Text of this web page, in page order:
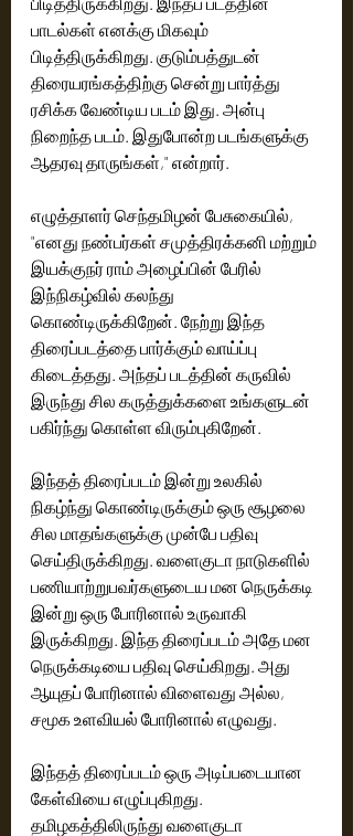
பாடல்கள் எனக்கு மிகவும்
பிடித்திருக்கிறது.‌ குடும்பத்துடன்
திரையரங்கத்திற்கு சென்று பார்த்து
ரசிக்க வேண்டிய படம் இது.‌ அன்பு
நிறைந்த படம். இதுபோன்ற படங்களுக்கு
ஆதரவு தாருங்கள்," என்றார்.
எழுத்தாளர் செந்தமிழன் பேசுகையில்,
"எனது நண்பர்கள் சமுத்திரக்கனி மற்றும்
இயக்குநர் ராம் அழைப்பின் பேரில்
இந்நிகழ்வில் கலந்து
கொண்டிருக்கிறேன். நேற்று இந்த
திரைப்படத்தை பார்க்கும் வாய்ப்பு
கிடைத்தது. அந்தப் படத்தின் கருவில்
இருந்து சில கருத்துக்களை உங்களுடன்
இந்தத் திரைப்படம் இன்று உலகில்
நிகழ்ந்து கொண்டிருக்கும் ஒரு சூழலை
சில மாதங்களுக்கு முன்பே பதிவு
செய்திருக்கிறது. வளைகுடா நாடுகளில்
பணியாற்றுபவர்களுடைய மன நெருக்கடி
இன்று ஒரு போரினால் உருவாகி
இருக்கிறது. இந்த திரைப்படம் அதே மன
நெருக்கடியை பதிவு செய்கிறது. அது
ஆயுதப் போரினால் விளைவது அல்ல,
சமூக உளவியல் போரினால் எழுவது.
இந்தத் திரைப்படம் ஒரு அடிப்படையான
கேள்வியை எழுப்புகிறது.
தமிழகத்திலிருந்து வளைகுடா